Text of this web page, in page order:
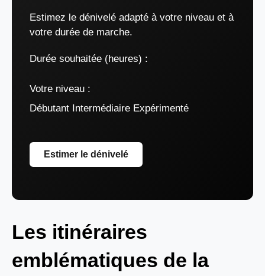
Estimez le dénivelé adapté à votre niveau et à
votre durée de marche.
Durée souhaitée (heures) :
Votre niveau :
Débutant Intermédiaire Expérimenté
Estimer le dénivelé
Les itinéraires
emblématiques de la